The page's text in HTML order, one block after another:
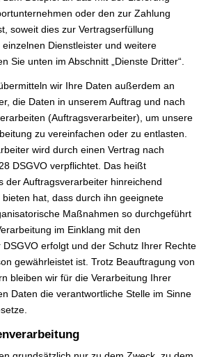
oder den zur Zahlung
soweit dies zur Vertragserfüllung
Dienstleister und weitere
Sie unten im Abschnitt „Dienste Dritter“.
wir Ihre Daten außerdem an
die Daten in unserem Auftrag und nach
(Auftragsverarbeiter), um unsere
zu vereinfachen oder zu entlasten.
wird durch einen Vertrag nach
DSGVO verpflichtet. Das heißt
der Auftragsverarbeiter hinreichend
hat, dass durch ihn geeignete
Maßnahmen so durchgeführt
im Einklang mit den
erfolgt und der Schutz Ihrer Rechte
gewährleistet ist. Trotz Beauftragung von
bleiben wir für die Verarbeitung Ihrer
Daten die verantwortliche Stelle im Sinne